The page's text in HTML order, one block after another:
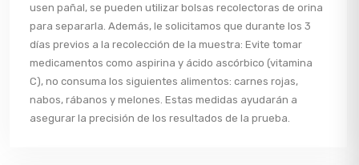
usen pañal, se pueden utilizar bolsas recolectoras de orina
para separarla. Además, le solicitamos que durante los 3
días previos a la recolección de la muestra: Evite tomar
medicamentos como aspirina y ácido ascórbico (vitamina
C), no consuma los siguientes alimentos: carnes rojas,
nabos, rábanos y melones. Estas medidas ayudarán a
asegurar la precisión de los resultados de la prueba.